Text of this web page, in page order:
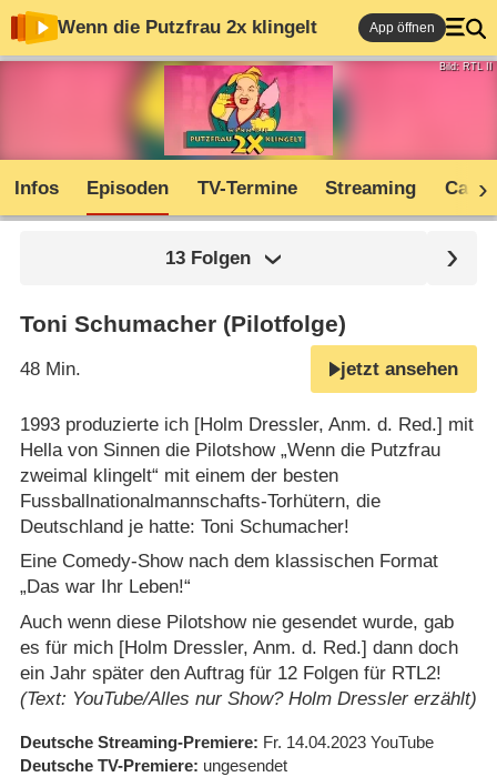
Wenn die Putzfrau 2x klingelt App öffnen
Bild: RTL II
Infos Episoden TV-Termine Streaming Cast
13 Folgen
Toni Schumacher (Pilotfolge)
48 Min. jetzt ansehen
1993 produzierte ich [Holm Dressler, Anm. d. Red.] mit
Hella von Sinnen die Pilotshow „Wenn die Putzfrau
zweimal klingelt“ mit einem der besten
Fussballnationalmannschafts-Torhütern, die
Deutschland je hatte: Toni Schumacher!
Eine Comedy-Show nach dem klassischen Format
„Das war Ihr Leben!“
Auch wenn diese Pilotshow nie gesendet wurde, gab
es für mich [Holm Dressler, Anm. d. Red.] dann doch
ein Jahr später den Auftrag für 12 Folgen für RTL2!
(Text: YouTube/Alles nur Show? Holm Dressler erzählt)
Deutsche Streaming-Premiere Fr. 14.04.2023 YouTube
Deutsche TV-Premiere ungesendet